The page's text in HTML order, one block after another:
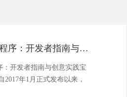
探秘微信小程序：开发者指南与创意实践宝典
：开发者指南与创意实践宝
2017年1月正式发布以来，